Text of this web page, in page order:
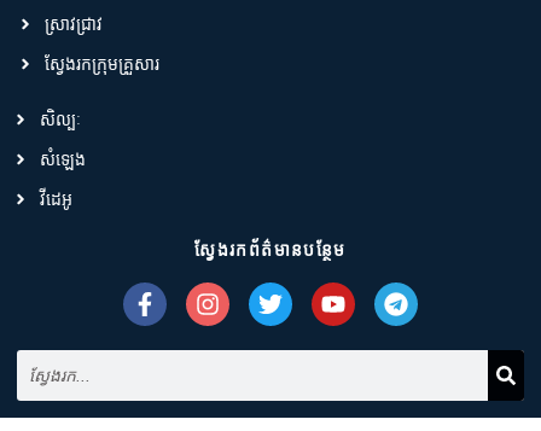
ស្រាវជ្រាវ
ស្វែងរកក្រុមគ្រួសារ
សិល្បៈ
សំឡេង
វីដេអូ
ស្វែងរកព័ត៌មានបន្ថែម